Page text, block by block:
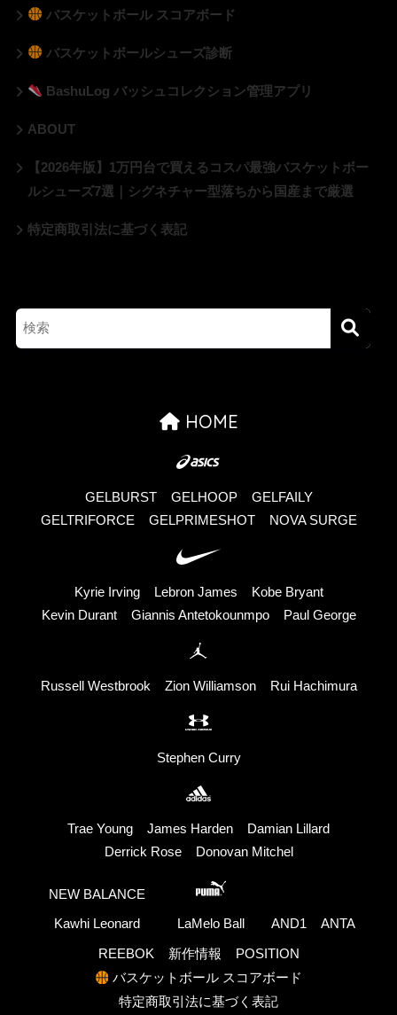
バスケットボール スコアボード
バスケットボールシューズ診断
BashuLog バッシュコレクション管理アプリ
ABOUT
【2026年版】1万円台で買えるコスパ最強バスケットボー
ルシューズ7選｜シグネチャー型落ちから国産まで厳選
特定商取引法に基づく表記
HOME
GELBURST GELHOOP
GELFAILY
GELTRIFORCE
GELPRIMESHOT NOVA SURGE
Kyrie Irving Lebron James
Kobe Bryant
Kevin Durant
Giannis Antetokounmpo Paul George
Russell Westbrook Zion Williamson Rui Hachimura
Stephen Curry
Trae Young James Harden
Damian Lillard
Derrick Rose
Donovan Mitchel
NEW BALANCE
Kawhi Leonard LaMelo Ball AND1 ANTA
REEBOK 新作情報
POSITION
バスケットボール スコアボード
特定商取引法に基づく表記